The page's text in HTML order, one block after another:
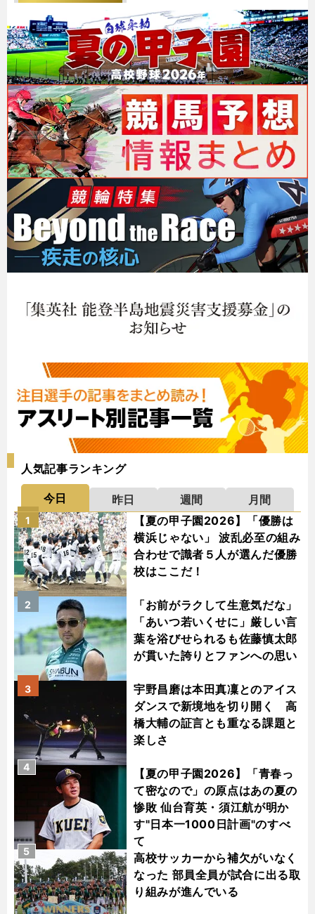
人気記事ランキング
今日 昨日 週間
月間
【夏の甲子園2026】「優勝は
横浜じゃない」 波乱必至の組み
合わせで識者５人が選んだ優勝
校はここだ！
1
「お前がラクして生意気だな」
「あいつ若いくせに」厳しい言
葉を浴びせられるも佐藤慎太郎
が貫いた誇りとファンへの思い
2
宇野昌磨は本田真凜とのアイス
ダンスで新境地を切り開く 高
橋大輔の証言とも重なる課題と
楽しさ
3
【夏の甲子園2026】「青春っ
て密なので」の原点はあの夏の
惨敗 仙台育英・須江航が明か
す"日本一1000日計画"のすべ
て
4
高校サッカーから補欠がいなく
なった 部員全員が試合に出る取
り組みが進んでいる
5